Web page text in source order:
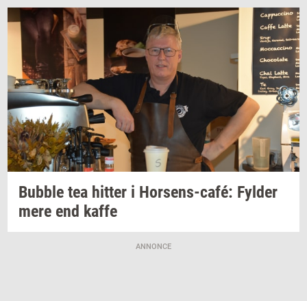
Bubb­le tea hit­ter i Horsens-​café: Fyl­der
mere end kaffe
ANNONCE